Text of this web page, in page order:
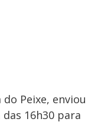
Peixe, enviou
16h30 para